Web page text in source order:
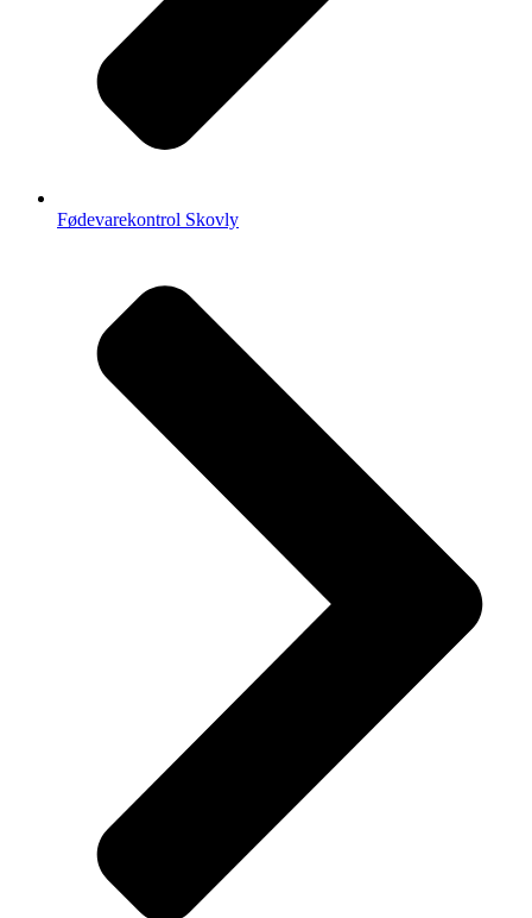
Fødevarekontrol Skovly